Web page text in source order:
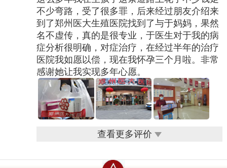
不少弯路，受了很多罪，后来经过朋友介绍来
到了郑州医大生殖医院找到了与于妈妈，果然
名不虚传，真的是很专业，于医生对于我的病
症分析很明确，对症治疗，在经过半年的治疗
医院我如愿以偿，现在我怀孕三个月啦。非常
感谢她让我实现多年心愿。
查看更多评价